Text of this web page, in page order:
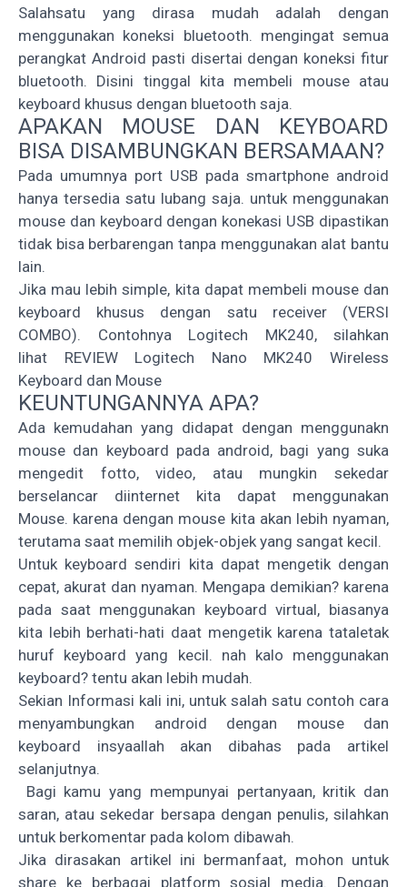
Salahsatu yang dirasa mudah adalah dengan
menggunakan koneksi bluetooth. mengingat semua
perangkat Android pasti disertai dengan koneksi fitur
bluetooth. Disini tinggal kita membeli mouse atau
keyboard khusus dengan bluetooth saja.
APAKAN MOUSE DAN KEYBOARD
BISA DISAMBUNGKAN BERSAMAAN?
Pada umumnya port USB pada smartphone android
hanya tersedia satu lubang saja. untuk menggunakan
mouse dan keyboard dengan konekasi USB dipastikan
tidak bisa berbarengan tanpa menggunakan alat bantu
lain.
Jika mau lebih simple, kita dapat membeli mouse dan
keyboard khusus dengan satu receiver (VERSI
COMBO). Contohnya Logitech MK240, silahkan
lihat REVIEW Logitech Nano MK240 Wireless
Keyboard dan Mouse
KEUNTUNGANNYA APA?
Ada kemudahan yang didapat dengan menggunakn
mouse dan keyboard pada android, bagi yang suka
mengedit fotto, video, atau mungkin sekedar
berselancar diinternet kita dapat menggunakan
Mouse. karena dengan mouse kita akan lebih nyaman,
terutama saat memilih objek-objek yang sangat kecil.
Untuk keyboard sendiri kita dapat mengetik dengan
cepat, akurat dan nyaman. Mengapa demikian? karena
pada saat menggunakan keyboard virtual, biasanya
kita lebih berhati-hati daat mengetik karena tataletak
huruf keyboard yang kecil. nah kalo menggunakan
keyboard? tentu akan lebih mudah.
Sekian Informasi kali ini, untuk salah satu contoh cara
menyambungkan android dengan mouse dan
keyboard insyaallah akan dibahas pada artikel
selanjutnya.
Bagi kamu yang mempunyai pertanyaan, kritik dan
saran, atau sekedar bersapa dengan penulis, silahkan
untuk berkomentar pada kolom dibawah.
Jika dirasakan artikel ini bermanfaat, mohon untuk
share ke berbagai platform sosial media. Dengan